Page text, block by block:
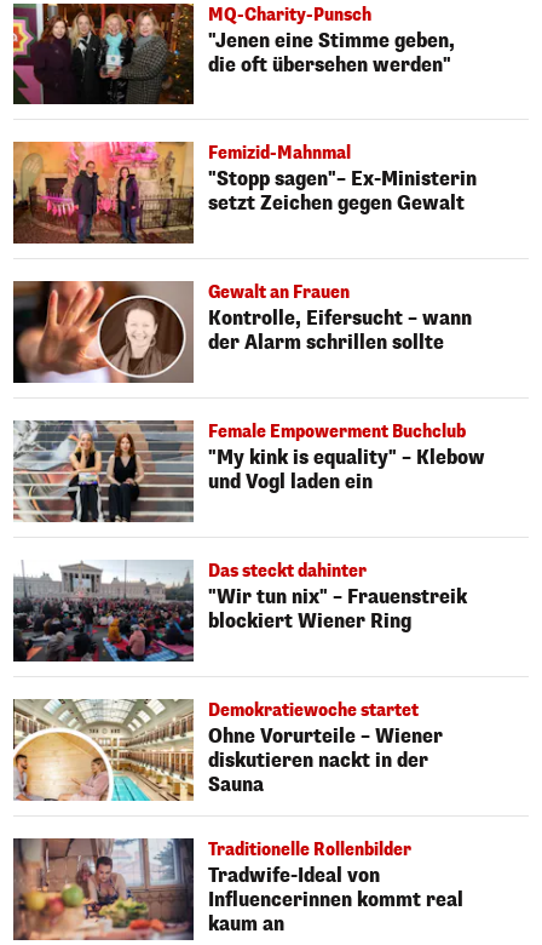
MQ-Charity-Punsch
"Jenen eine Stimme geben,
die oft übersehen werden"
Femizid-Mahnmal
"Stopp sagen"– Ex-Ministerin
setzt Zeichen gegen Gewalt
Gewalt an Frauen
Kontrolle, Eifersucht – wann
der Alarm schrillen sollte
Female Empowerment Buchclub
"My kink is equality" – Klebow
und Vogl laden ein
Das steckt dahinter
"Wir tun nix" – Frauenstreik
blockiert Wiener Ring
Demokratiewoche startet
Ohne Vorurteile – Wiener
diskutieren nackt in der
Sauna
Traditionelle Rollenbilder
Tradwife-Ideal von
Influencerinnen kommt real
kaum an